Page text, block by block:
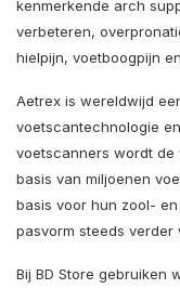
kenmerkende arch
verbeteren,
hielpijn, voetboogpijn
Aetrex is wereldwijd
voetscantechnologie
voetscanners wordt
basis van miljoenen
basis voor hun zool-
pasvorm steeds verder
Bij BD Store gebruiken